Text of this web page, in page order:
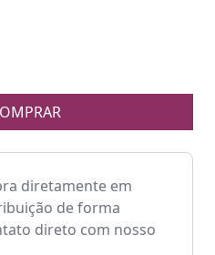
diretamente em
de forma
direto com nosso